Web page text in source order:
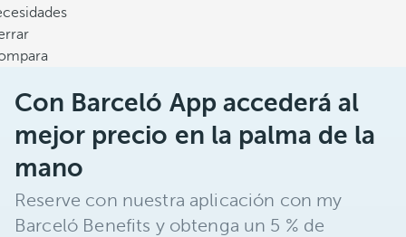
Con Barceló App accederá al
mejor precio en la palma de la
mano
Reserve con nuestra aplicación con my
Barceló Benefits y obtenga un 5 % de